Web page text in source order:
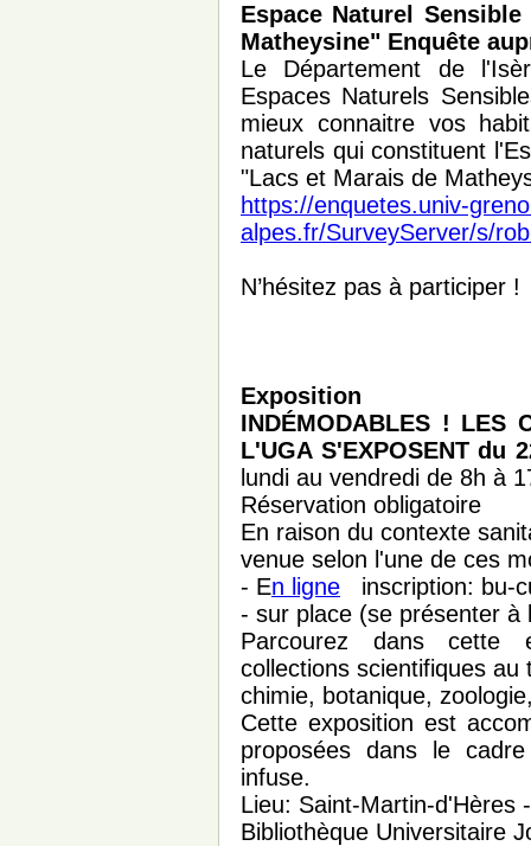
Espace Naturel
Matheysine" Enquête
Le Département de
Espaces Naturels
mieux connaitre vos
naturels qui constituent
"Lacs et Marais de
https://enquetes.univ-
alpes.fr/SurveyServer/s/
N’hésitez pas à participer !
Exposition
INDÉMODABLES ! LES
L'UGA S'EXPOSENT du
lundi au vendredi de 8h à
Réservation obligatoire
En raison du contexte
venue selon l'une de ces
- En ligne inscription: bu-
- sur place (se présenter à
Parcourez dans cette
collections scientifiques
chimie, botanique,
Cette exposition est
proposées dans le
infuse.
Lieu: Saint-Martin-d'Hères
Bibliothèque Universitaire